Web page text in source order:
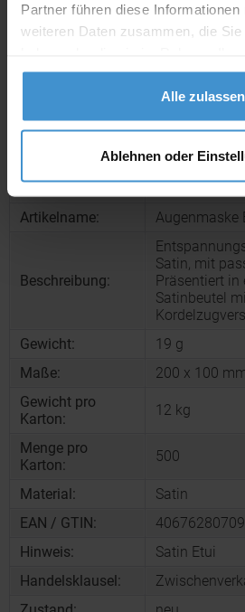
Partner führen diese
weiteren Daten zusammen, die
gesammelt haben.
Alle zulassen
Ablehnen oder
Artikel ohne Werbeanbringung: ca. 3
Muster bestellen
Produktinformationen zu diesem
Artikelname:
Augenmaske
Beschreibung:
Satin, mit
Präsentiert
Satinbeutel
Gewicht:
19 g
Maße:
200 x 100
Gewicht pro
Karton:
12 kg
Menge pro
Karton:
500
Material:
Satin
EAN / GTIN:
Hinweis:
Satin Etui
Handelsklausel: